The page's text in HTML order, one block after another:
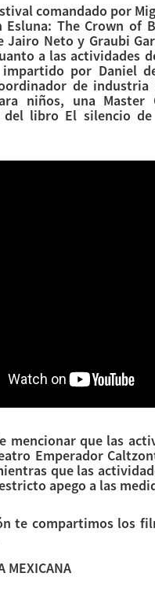
comandado por
Esluna: The Crown of
Jairo Neto y Graubi
a las actividades
por Daniel
de
niños, una
del libro El silencio
mencionar que las
Emperador
que las
apego a las
te compartimos los
MEXICANA